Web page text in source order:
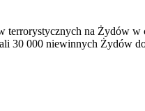
terrorystycznych na Żydów
30 000 niewinnych Żydów